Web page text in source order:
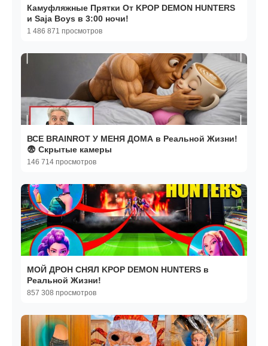
Камуфляжные Прятки От KPOP DEMON HUNTERS
и Saja Boys в 3:00 ночи!
1 486 871 просмотров
ВСЕ BRAINROT У МЕНЯ ДОМА в Реальной Жизни!
😨 Скрытые камеры
146 714 просмотров
МОЙ ДРОН СНЯЛ KPOP DEMON HUNTERS в
Реальной Жизни!
857 308 просмотров